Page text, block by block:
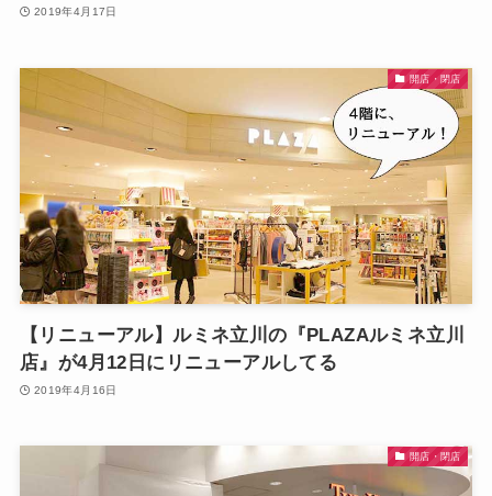
2019年4月17日
開店・閉店
【リニューアル】ルミネ立川の『PLAZAルミネ立川
店』が4月12日にリニューアルしてる
2019年4月16日
開店・閉店